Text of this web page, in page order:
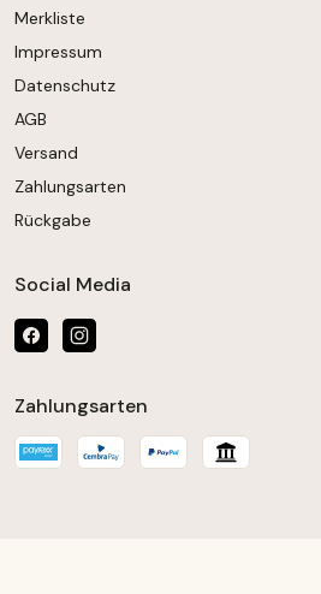
Merkliste
Impressum
Datenschutz
AGB
Versand
Zahlungsarten
Rückgabe
Social Media
Zahlungsarten